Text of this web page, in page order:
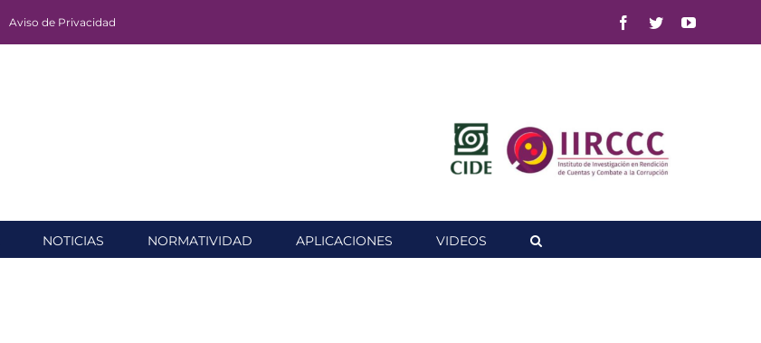
Aviso de Privacidad Facebook
TwitterYouTube
NOTICIAS NORMATIVIDAD APLICACIONES VIDEOS